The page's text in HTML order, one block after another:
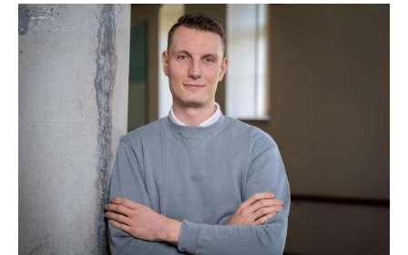
projekt na Fakultě chemické Vysokého učení technického